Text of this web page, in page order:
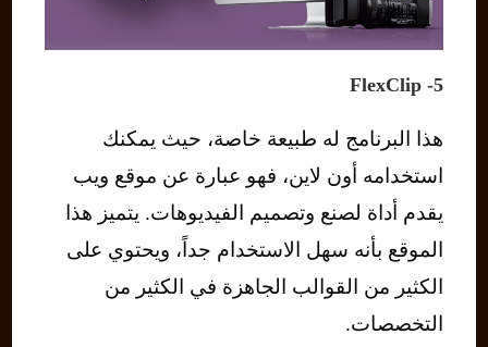
5- FlexClip
هذا البرنامج له طبيعة خاصة، حيث يمكنك
استخدامه أون لاين، فهو عبارة عن موقع ويب
يقدم أداة لصنع وتصميم الفيديوهات. يتميز هذا
الموقع بأنه سهل الاستخدام جداً، ويحتوي على
الكثير من القوالب الجاهزة في الكثير من
التخصصات.